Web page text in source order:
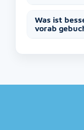
Was ist
vorab